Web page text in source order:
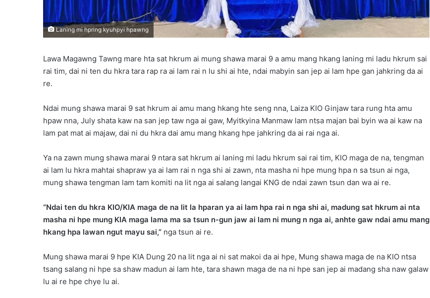
Laning mi hpring kyuhpyi hpawng
Lawa Magawng Tawng mare hta sat hkrum ai mung shawa marai 9 a amu mang hkang laning mi ladu hkrum sai
rai tim, dai ni ten du hkra tara rap ra ai lam rai n lu shi ai hte, ndai mabyin san jep ai lam hpe gan jahkring da ai
re.
Ndai mung shawa marai 9 sat hkrum ai amu mang hkang hte seng nna, Laiza KIO Ginjaw tara rung hta amu
hpaw nna, July shata kaw na san jep taw nga ai gaw, Myitkyina Manmaw lam ntsa majan bai byin wa ai kaw na
lam pat mat ai majaw, dai ni du hkra dai amu mang hkang hpe jahkring da ai rai nga ai.
Ya na zawn mung shawa marai 9 ntara sat hkrum ai laning mi ladu hkrum sai rai tim, KIO maga de na, tengman
ai lam lu hkra mahtai shapraw ya ai lam rai n nga shi ai zawn, nta masha ni hpe mung hpa n sa tsun ai nga,
mung shawa tengman lam tam komiti na lit nga ai salang langai KNG de ndai zawn tsun dan wa ai re.
“Ndai ten du hkra KIO/KIA maga de na lit la hparan ya ai lam hpa rai n nga shi ai, madung sat hkrum ai nta
masha ni hpe mung KIA maga lama ma sa tsun n-gun jaw ai lam ni mung n nga ai, anhte gaw ndai amu mang
hkang hpa lawan ngut mayu sai,” nga tsun ai re.
Mung shawa marai 9 hpe KIA Dung 20 na lit nga ai ni sat makoi da ai hpe, Mung shawa maga de na KIO ntsa
tsang salang ni hpe sa shaw madun ai lam hte, tara shawn maga de na ni hpe san jep ai madang sha naw galaw
lu ai re hpe chye lu ai.